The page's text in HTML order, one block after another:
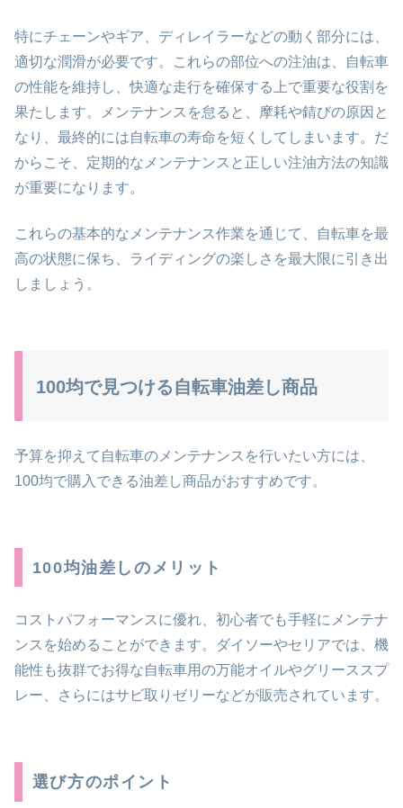
特にチェーンやギア、ディレイラーなどの動く部分には、
適切な潤滑が必要です。これらの部位への注油は、自転車
の性能を維持し、快適な走行を確保する上で重要な役割を
果たします。メンテナンスを怠ると、摩耗や錆びの原因と
なり、最終的には自転車の寿命を短くしてしまいます。だ
からこそ、定期的なメンテナンスと正しい注油方法の知識
が重要になります。
これらの基本的なメンテナンス作業を通じて、自転車を最
高の状態に保ち、ライディングの楽しさを最大限に引き出
しましょう。
100均で見つける自転車油差し商品
予算を抑えて自転車のメンテナンスを行いたい方には、
100均で購入できる油差し商品がおすすめです。
100均油差しのメリット
コストパフォーマンスに優れ、初心者でも手軽にメンテナ
ンスを始めることができます。ダイソーやセリアでは、機
能性も抜群でお得な自転車用の万能オイルやグリーススプ
レー、さらにはサビ取りゼリーなどが販売されています。
選び方のポイント